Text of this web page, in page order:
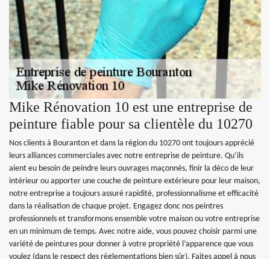
Mike Rénovation 10 est une entreprise de
peinture fiable pour sa clientèle du 10270
Nos clients à Bouranton et dans la région du 10270 ont toujours apprécié
leurs alliances commerciales avec notre entreprise de peinture. Qu’ils
aient eu besoin de peindre leurs ouvrages maçonnés, finir la déco de leur
intérieur ou apporter une couche de peinture extérieure pour leur maison,
notre entreprise a toujours assuré rapidité, professionnalisme et efficacité
dans la réalisation de chaque projet. Engagez donc nos peintres
professionnels et transformons ensemble votre maison ou votre entreprise
en un minimum de temps. Avec notre aide, vous pouvez choisir parmi une
variété de peintures pour donner à votre propriété l’apparence que vous
voulez (dans le respect des règlementations bien sûr). Faites appel à nous